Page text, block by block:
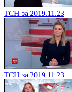
ТСН за 2019.11.23
ТСН за 2019.11.23